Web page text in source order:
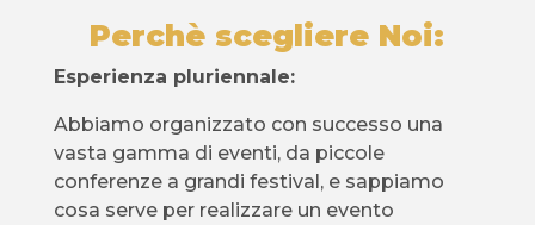
Perchè scegliere Noi:
Esperienza pluriennale:
Abbiamo organizzato con successo una
vasta gamma di eventi, da piccole
conferenze a grandi festival, e sappiamo
cosa serve per realizzare un evento